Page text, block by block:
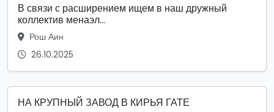
В связи с расширением ищем в наш дружный
коллектив менаэл...
Рош Аин
26.10.2025
НА КРУПНЫЙ ЗАВОД В КИРЬЯ ГАТЕ